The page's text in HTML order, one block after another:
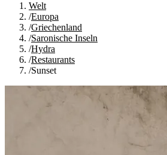
Welt
/Europa
/Griechenland
/Saronische Inseln
/Hydra
/Restaurants
/Sunset